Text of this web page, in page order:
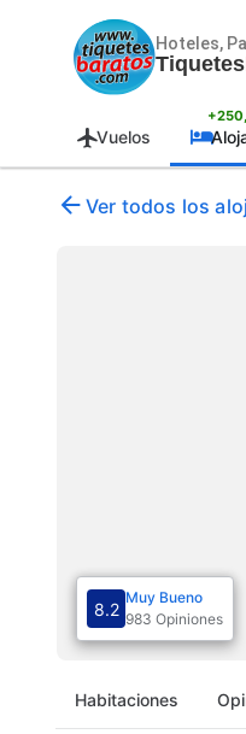
Hoteles,
Tiquetes
Vuelos
Ver todos los
8.2
Muy Bueno
983 Opiniones
Habitaciones